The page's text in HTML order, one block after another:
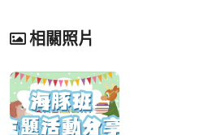
相關照片